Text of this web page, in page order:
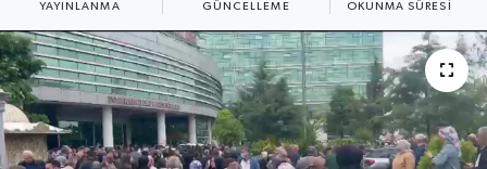
YAYINLANMA GÜNCELLEME OKUNMA SÜRESI